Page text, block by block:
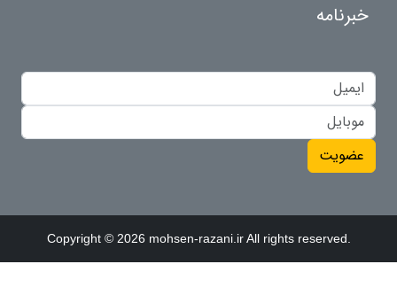
خبرنامه
عضویت
Copyright © 2026 mohsen-razani.ir All rights reserved.